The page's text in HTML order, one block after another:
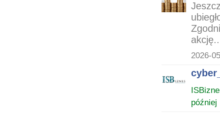
2026-
później